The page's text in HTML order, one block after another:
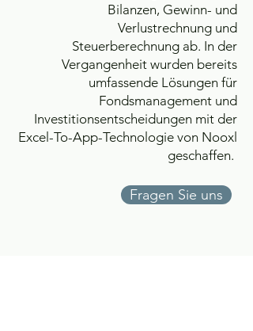
Bilanzen, Gewinn- und
Verlustrechnung und
Steuerberechnung ab. In der
Vergangenheit wurden bereits
umfassende Lösungen für
Fondsmanagement und
Investitionsentscheidungen mit der
Excel-To-App-Technologie von Nooxl
geschaffen.
Fragen Sie uns